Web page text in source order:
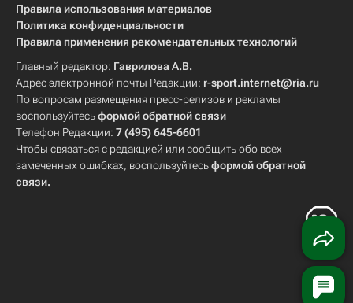
Правила использования материалов
Политика конфиденциальности
Правила применения рекомендательных технологий
Главный редактор: Гаврилова А.В.
Адрес электронной почты Редакции: r-sport.internet@ria.ru
По вопросам размещения пресс-релизов и рекламы
воспользуйтесьформой обратной связи
Телефон Редакции: 7 (495) 645-6601
Чтобы связаться с редакцией или сообщить обо всех
замеченных ошибках, воспользуйтесьформой обратной
связи.